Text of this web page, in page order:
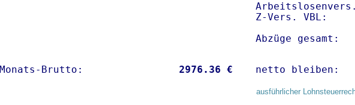
Z-Vers. VBL:
Abzüge
Monats-Brutto: 2976.36 € netto
ausführlicher